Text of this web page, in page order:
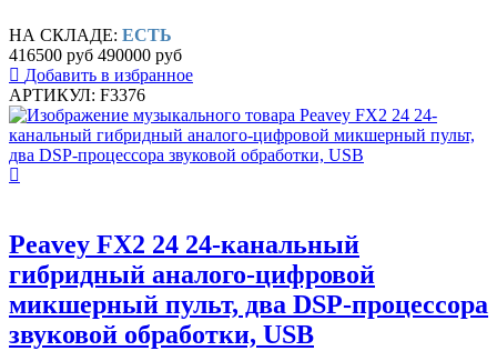
НА СКЛАДЕ: ЕСТЬ
416500 руб 490000 руб
Добавить в избранное
АРТИКУЛ: F3376
Peavey FX2 24 24-канальный
гибридный аналого-цифровой
микшерный пульт, два DSP-процессора
звуковой обработки, USB